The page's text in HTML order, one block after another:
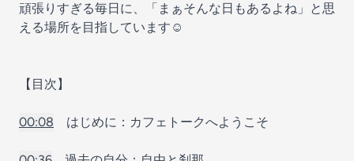
頑張りすぎる毎日に、「まぁそんな日もあるよね」と思
える場所を目指しています☺️
【目次】
00:08 はじめに：カフェトークへようこそ